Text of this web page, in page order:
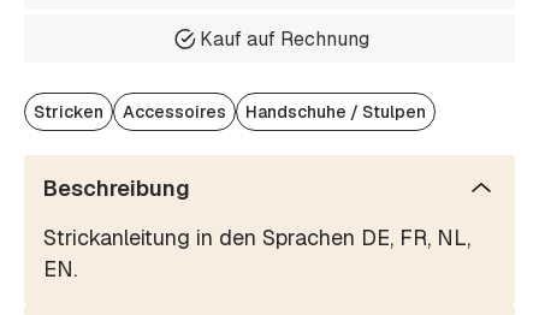
Kauf auf Rechnung
Stricken Accessoires Handschuhe / Stulpen
Beschreibung
Strickanleitung in den Sprachen DE, FR, NL,
EN.